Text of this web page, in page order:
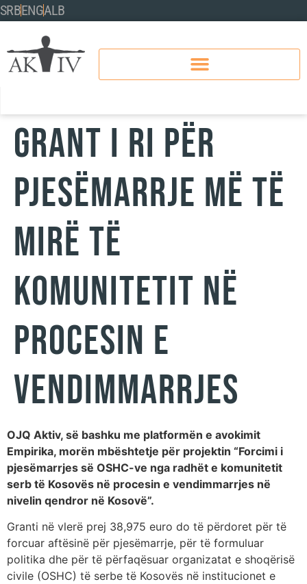
SRBENGALB
GRANT I RI PËR
PJESËMARRJE MË TË
MIRË TË
KOMUNITETIT NË
PROCESIN E
VENDIMMARRJES
OJQ Aktiv, së bashku me platformën e avokimit
Empirika, morën mbështetje për projektin “Forcimi i
pjesëmarrjes së OSHC-ve nga radhët e komunitetit
serb të Kosovës në procesin e vendimmarrjes në
nivelin qendror në Kosovë”.
Granti në vlerë prej 38,975 euro do të përdoret për të
forcuar aftësinë për pjesëmarrje, për të formuluar
politika dhe për të përfaqësuar organizatat e shoqërisë
civile (OSHC) të serbe të Kosovës në institucionet e